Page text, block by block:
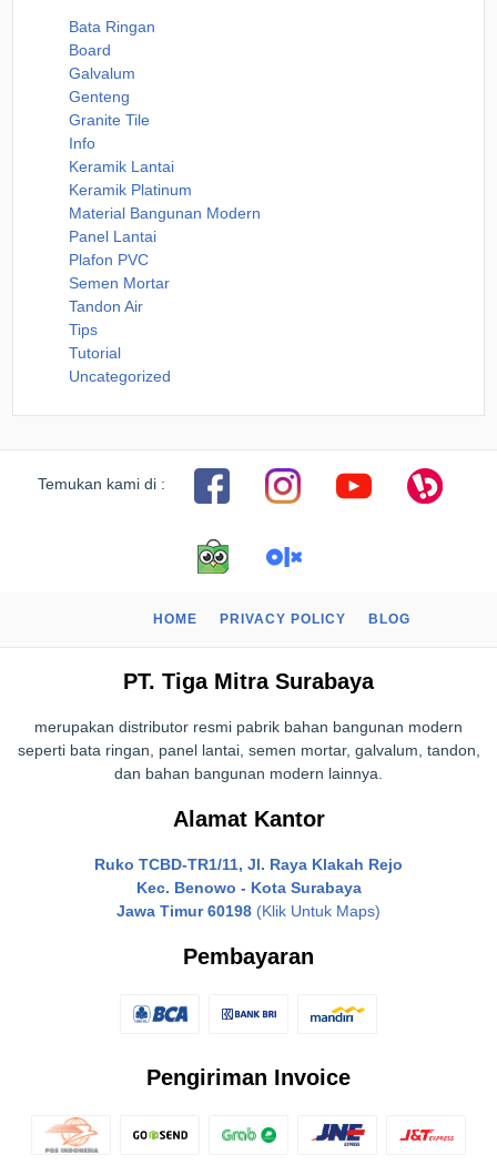
Bata Ringan
Board
Galvalum
Genteng
Granite Tile
Info
Keramik Lantai
Keramik Platinum
Material Bangunan Modern
Panel Lantai
Plafon PVC
Semen Mortar
Tandon Air
Tips
Tutorial
Uncategorized
Temukan kami di :
HOME PRIVACY POLICY BLOG
PT. Tiga Mitra Surabaya
merupakan distributor resmi pabrik bahan bangunan modern
seperti bata ringan, panel lantai, semen mortar, galvalum, tandon,
dan bahan bangunan modern lainnya.
Alamat Kantor
Ruko TCBD-TR1/11, Jl. Raya Klakah Rejo
Kec. Benowo - Kota Surabaya
Jawa Timur 60198 (Klik Untuk Maps)
Pembayaran
Pengiriman Invoice